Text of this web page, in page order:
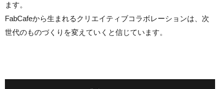
ます。
FabCafeから生まれるクリエイティブコラボレーションは、次
世代のものづくりを変えていくと信じています。